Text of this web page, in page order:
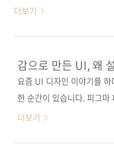
율을 함께 높이는 구조 설계의
적으로 정리하는 방법, 레이
적용 가능한 디자인 패턴을
명한다. 모델 기반 UI 디자인
로 배울 수 있다. 도서 구매
보문고] [도서11번가] [알라
더보기
감으로 만든 UI, 왜
요즘 UI 디자인 이야기를 하
한 순간이 있습니다. 피그마
컴포넌트도 잘 쪼개져 있는
더보기